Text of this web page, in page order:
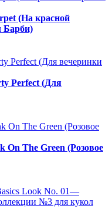
(На красной
Барби)
Perfect (Для
The Green (Розовое